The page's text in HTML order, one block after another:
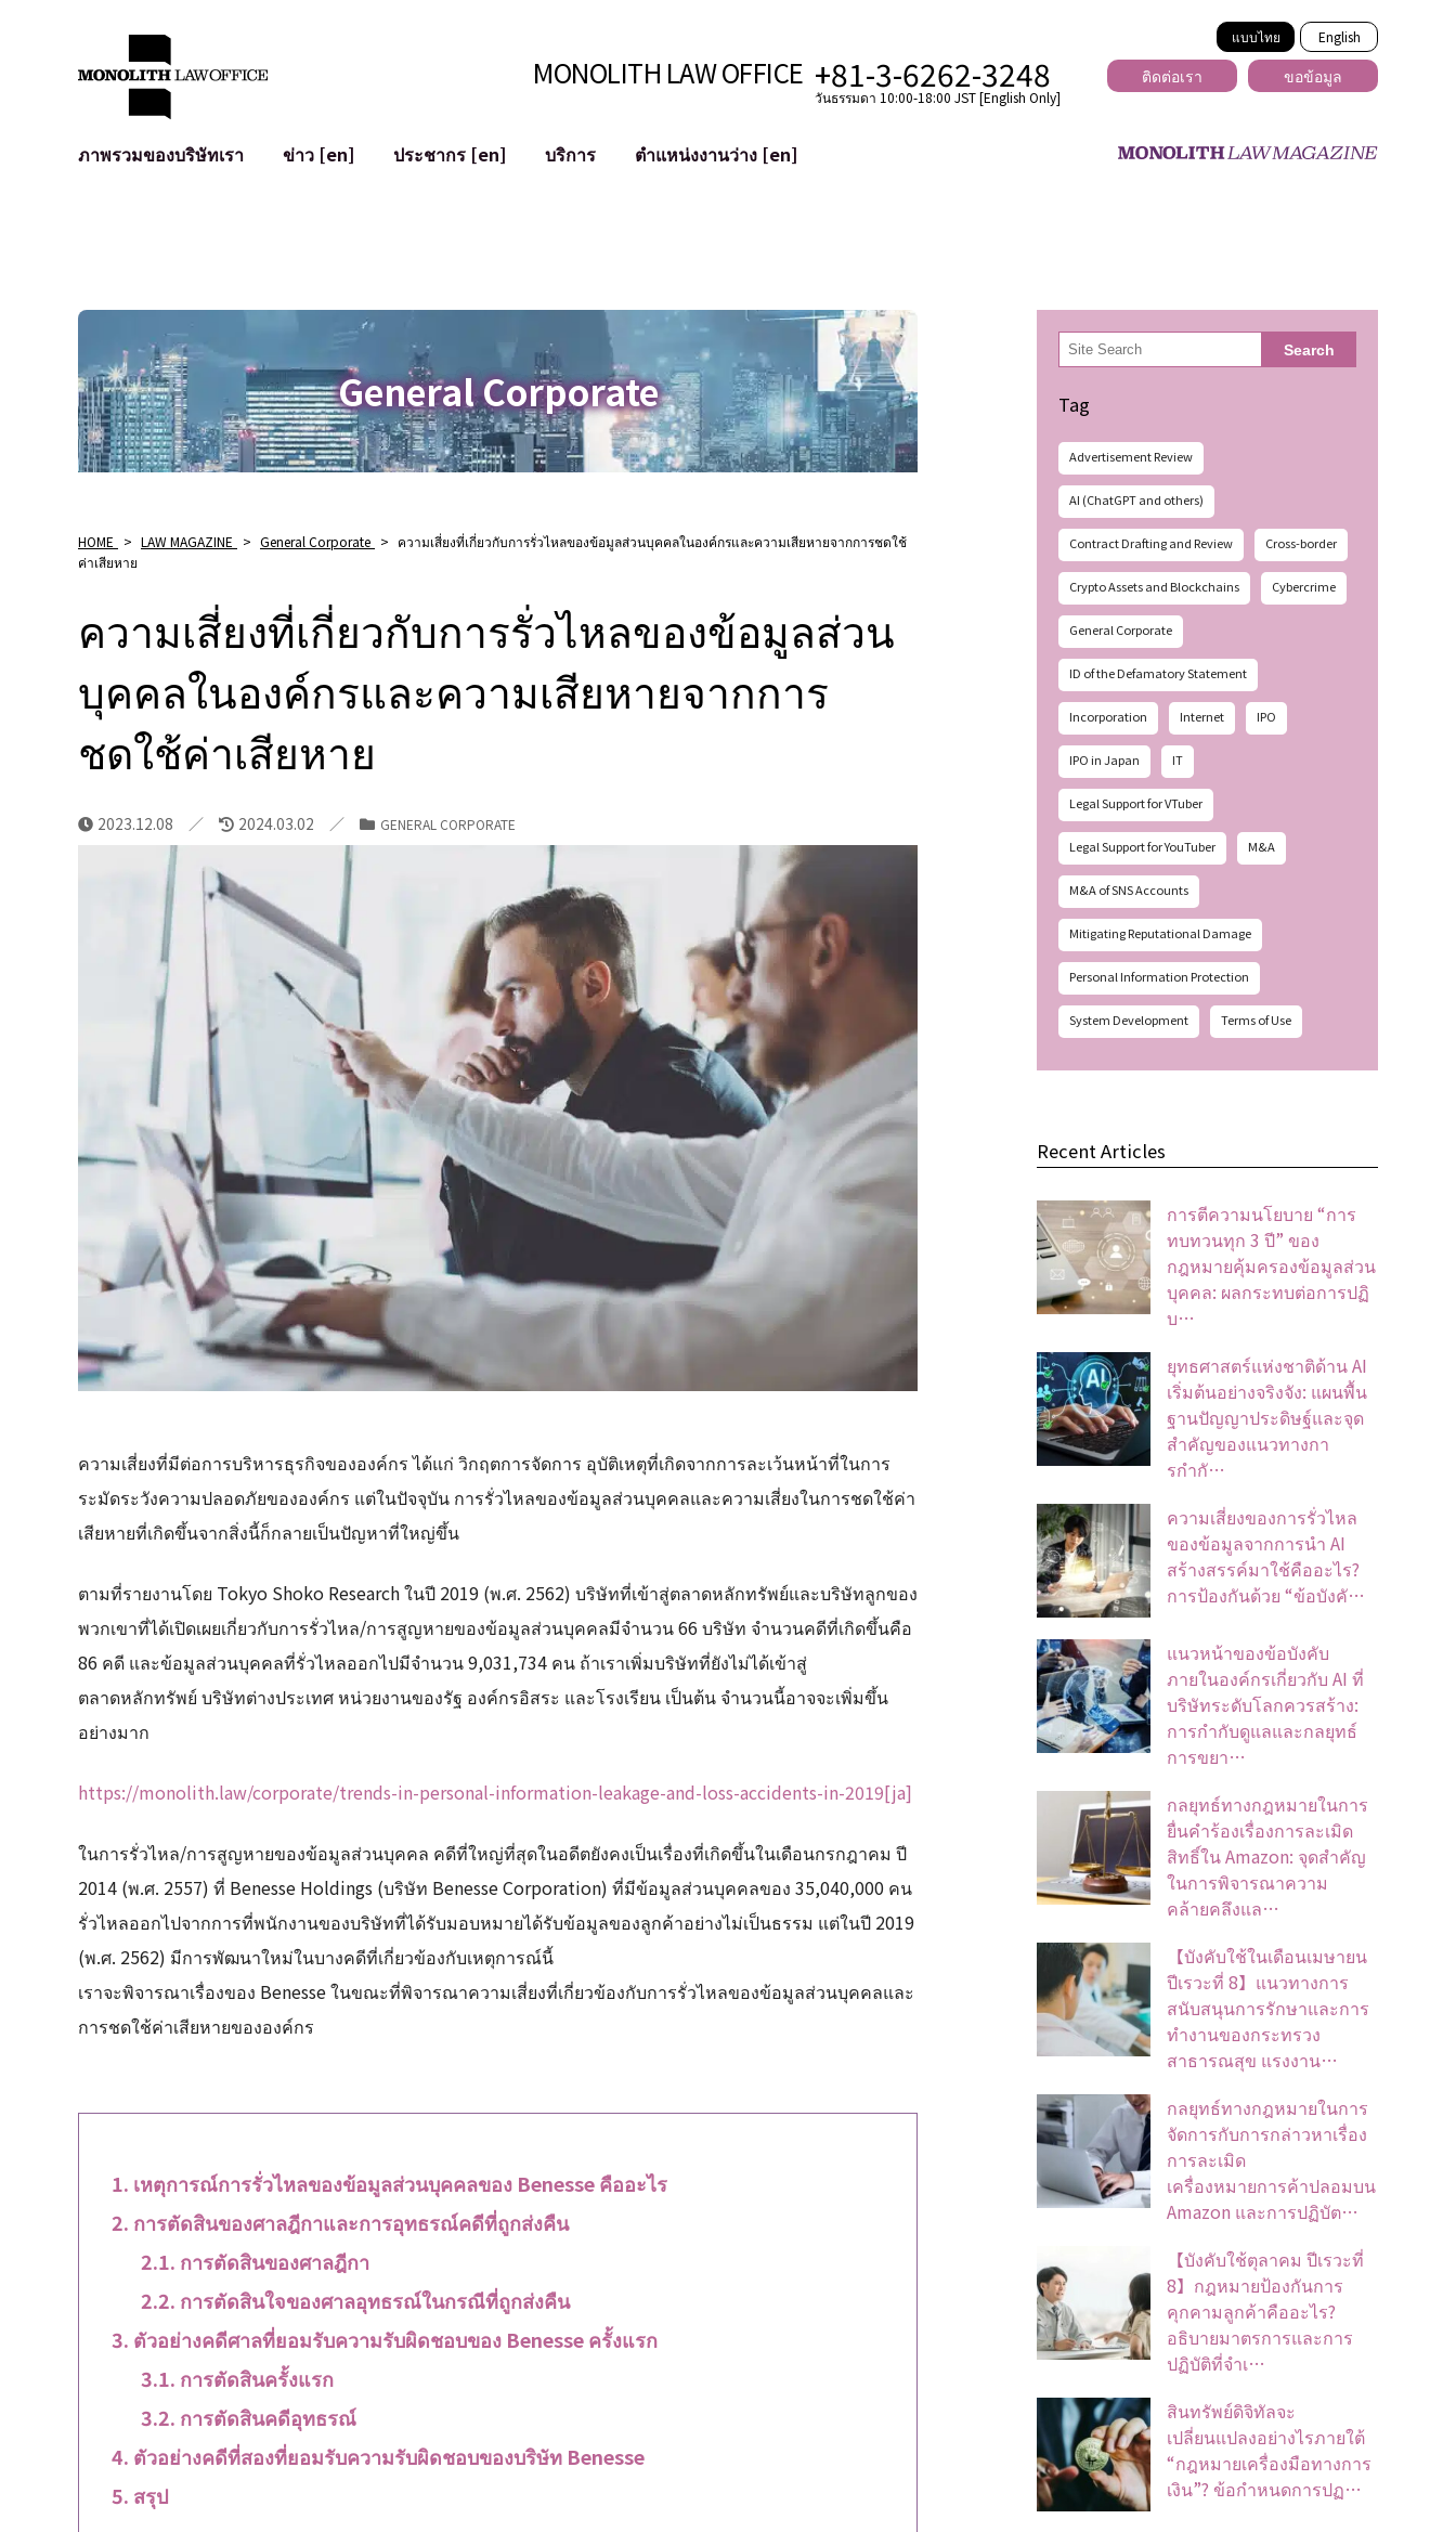
แบบไทย English
MONOLITH LAW OFFICE +81-3-6262-3248
วันธรรมดา 10:00-18:00 JST [English Only]
ติดต่อเรา ขอข้อมูล
ภาพรวมของบริษัทเรา
ข่าว [en] ประชากร [en]
บริการ
การป้องกันข้อมูลส่วนบุคคล
การตรวจสอบโฆษณา
อาชญากรรมไซเบอร์
การบรรเทาความเสียหายต่อชื่อเสียง
การระบุตัวตนของคำกล่าวหาที่เป็นการใส่ร้าย
ตำแหน่งงานว่าง [en]
General Corporate
HOME > LAW MAGAZINE > General Corporate > ความเสี่ยงที่เกี่ยวกับการรั่วไหลของข้อมูลส่วนบุคคลในองค์กรและความเสียหายจากการชดใช้
ค่าเสียหาย
ความเสี่ยงที่เกี่ยวกับการรั่วไหลของข้อมูลส่วน
บุคคลในองค์กรและความเสียหายจากการ
ชดใช้ค่าเสียหาย
2023.12.08 2024.03.02 GENERAL CORPORATE
ความเสี่ยงที่มีต่อการบริหารธุรกิจขององค์กร ได้แก่ วิกฤตการจัดการ อุบัติเหตุที่เกิดจากการละเว้นหน้าที่ในการ
ระมัดระวังความปลอดภัยขององค์กร แต่ในปัจจุบัน การรั่วไหลของข้อมูลส่วนบุคคลและความเสี่ยงในการชดใช้ค่า
เสียหายที่เกิดขึ้นจากสิ่งนี้ก็กลายเป็นปัญหาที่ใหญ่ขึ้น
ตามที่รายงานโดย Tokyo Shoko Research ในปี 2019 (พ.ศ. 2562) บริษัทที่เข้าสู่ตลาดหลักทรัพย์และบริษัทลูกของ
พวกเขาที่ได้เปิดเผยเกี่ยวกับการรั่วไหล/การสูญหายของข้อมูลส่วนบุคคลมีจำนวน 66 บริษัท จำนวนคดีที่เกิดขึ้นคือ
86 คดี และข้อมูลส่วนบุคคลที่รั่วไหลออกไปมีจำนวน 9,031,734 คน ถ้าเราเพิ่มบริษัทที่ยังไม่ได้เข้าสู่
ตลาดหลักทรัพย์ บริษัทต่างประเทศ หน่วยงานของรัฐ องค์กรอิสระ และโรงเรียน เป็นต้น จำนวนนี้อาจจะเพิ่มขึ้น
อย่างมาก
https://monolith.law/corporate/trends-in-personal-information-leakage-and-loss-accidents-in-2019[ja]
ในการรั่วไหล/การสูญหายของข้อมูลส่วนบุคคล คดีที่ใหญ่ที่สุดในอดีตยังคงเป็นเรื่องที่เกิดขึ้นในเดือนกรกฎาคม ปี
2014 (พ.ศ. 2557) ที่ Benesse Holdings (บริษัท Benesse Corporation) ที่มีข้อมูลส่วนบุคคลของ 35,040,000 คน
รั่วไหลออกไปจากการที่พนักงานของบริษัทที่ได้รับมอบหมายได้รับข้อมูลของลูกค้าอย่างไม่เป็นธรรม แต่ในปี 2019
(พ.ศ. 2562) มีการพัฒนาใหม่ในบางคดีที่เกี่ยวข้องกับเหตุการณ์นี้
เราจะพิจารณาเรื่องของ Benesse ในขณะที่พิจารณาความเสี่ยงที่เกี่ยวข้องกับการรั่วไหลของข้อมูลส่วนบุคคลและ
การชดใช้ค่าเสียหายขององค์กร
เหตุการณ์การรั่วไหลของข้อมูลส่วนบุคคลของ Benesse คืออะไร
การตัดสินของศาลฎีกาและการอุทธรณ์คดีที่ถูกส่งคืน
การตัดสินของศาลฎีกา
การตัดสินใจของศาลอุทธรณ์ในกรณีที่ถูกส่งคืน
ตัวอย่างคดีศาลที่ยอมรับความรับผิดชอบของ Benesse ครั้งแรก
การตัดสินครั้งแรก
การตัดสินคดีอุทธรณ์
ตัวอย่างคดีที่สองที่ยอมรับความรับผิดชอบของบริษัท Benesse
สรุป
検
索 Search
Tag
Advertisement Review
AI (ChatGPT and others)
Contract Drafting and Review Cross-border
Crypto Assets and Blockchains Cybercrime
General Corporate
ID of the Defamatory Statement
Incorporation Internet IPO
IPO in Japan IT
Legal Support for VTuber
Legal Support for YouTuber M&A
M&A of SNS Accounts
Mitigating Reputational Damage
Personal Information Protection
System Development Terms of Use
Recent Articles
การตีความนโยบาย “การ
ทบทวนทุก 3 ปี” ของ
กฎหมายคุ้มครองข้อมูลส่วน
บุคคล: ผลกระทบต่อการปฏิ
บ…
ยุทธศาสตร์แห่งชาติด้าน AI
เริ่มต้นอย่างจริงจัง: แผนพื้น
ฐานปัญญาประดิษฐ์และจุด
สำคัญของแนวทางกา
รกำกั…
ความเสี่ยงของการรั่วไหล
ของข้อมูลจากการนำ AI
สร้างสรรค์มาใช้คืออะไร?
การป้องกันด้วย “ข้อบังคั…
แนวหน้าของข้อบังคับ
ภายในองค์กรเกี่ยวกับ AI ที่
บริษัทระดับโลกควรสร้าง:
การกำกับดูแลและกลยุทธ์
การขยา…
กลยุทธ์ทางกฎหมายในการ
ยื่นคำร้องเรื่องการละเมิด
สิทธิ์ใน Amazon: จุดสำคัญ
ในการพิจารณาความ
คล้ายคลึงแล…
【บังคับใช้ในเดือนเมษายน
ปีเรวะที่ 8】แนวทางการ
สนับสนุนการรักษาและการ
ทำงานของกระทรวง
สาธารณสุข แรงงาน…
กลยุทธ์ทางกฎหมายในการ
จัดการกับการกล่าวหาเรื่อง
การละเมิด
เครื่องหมายการค้าปลอมบน
Amazon และการปฏิบัต…
【บังคับใช้ตุลาคม ปีเรวะที่
8】กฎหมายป้องกันการ
คุกคามลูกค้าคืออะไร?
อธิบายมาตรการและการ
ปฏิบัติที่จำเ…
สินทรัพย์ดิจิทัลจะ
เปลี่ยนแปลงอย่างไรภายใต้
“กฎหมายเครื่องมือทางการ
เงิน”? ข้อกำหนดการปฏ…